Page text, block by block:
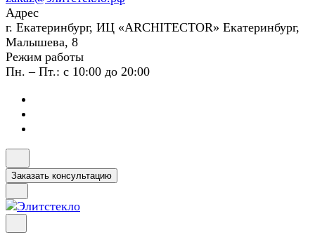
Адрес
г. Екатеринбург, ИЦ «ARCHITECTOR» Екатеринбург,
Малышева, 8
Режим работы
Пн. – Пт.: с 10:00 до 20:00
Заказать консультацию